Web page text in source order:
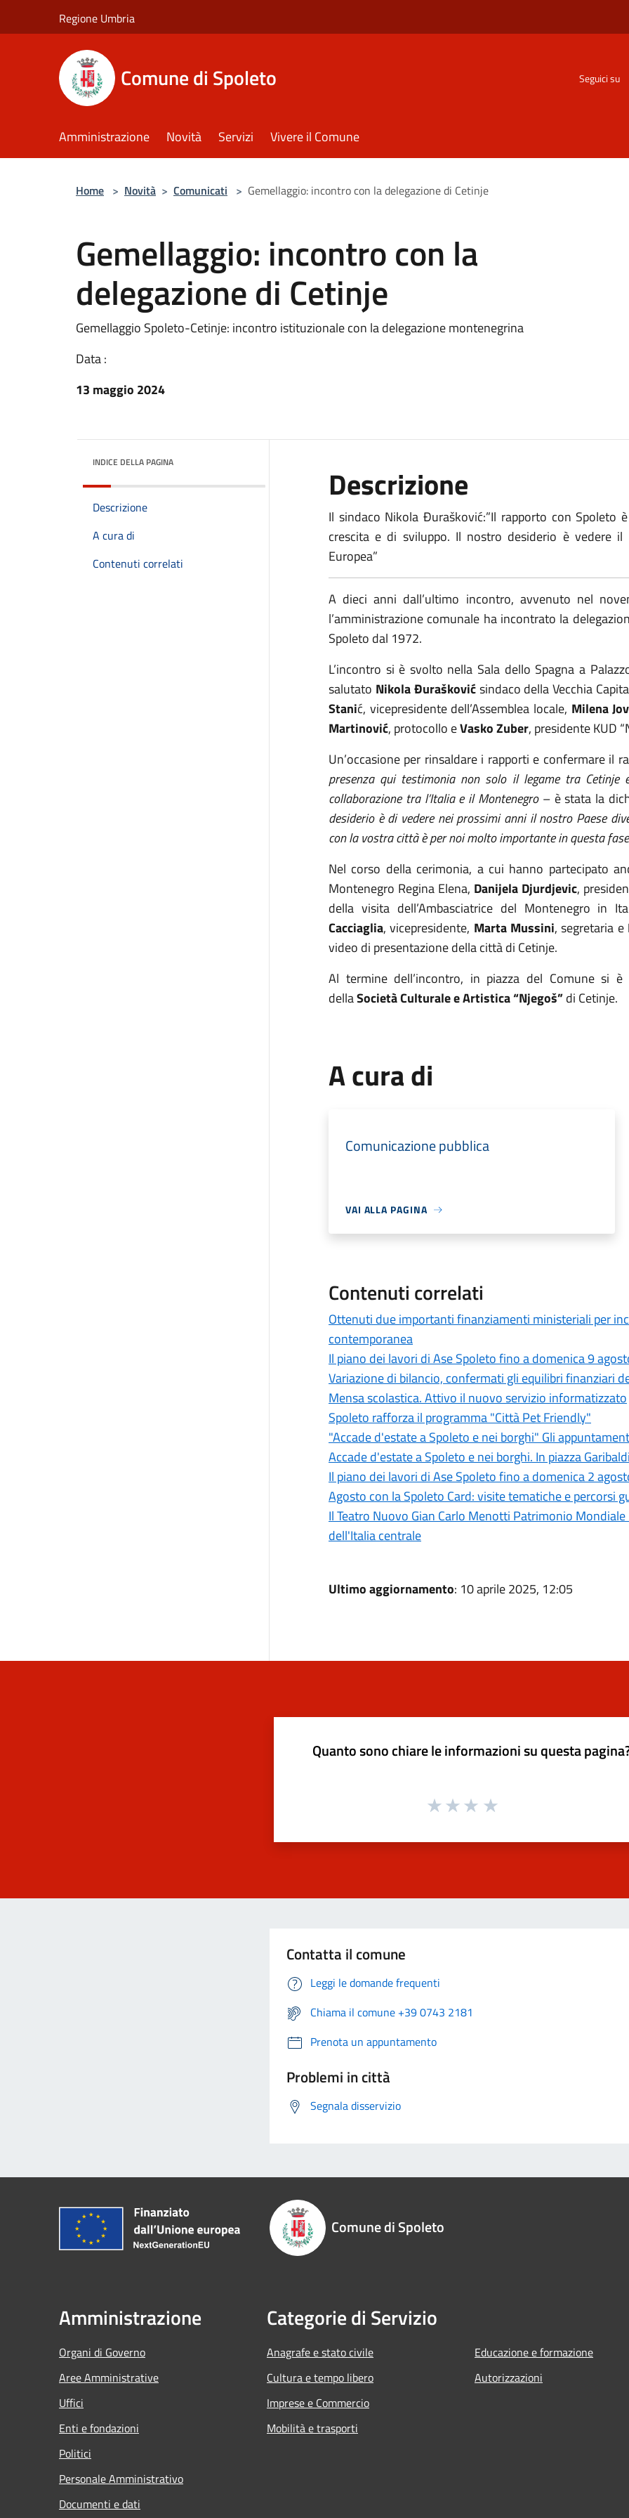
Regione Umbria
Comune di Spoleto Seguici su
Amministrazione Novità Servizi Vivere il Comune
Home > Novità > Comunicati > Gemellaggio: incontro con la delegazione di Cetinje
Gemellaggio: incontro con la
delegazione di Cetinje
Gemellaggio Spoleto-Cetinje: incontro istituzionale con la delegazione montenegrina
Data :
13 maggio 2024
INDICE DELLA PAGINA
Descrizione
A cura di
Contenuti correlati
Descrizione
Il sindaco Nikola Đurašković:”Il rapporto con
crescita e di sviluppo. Il nostro desiderio è vedere il
Europea”
A dieci anni dall’ultimo incontro, avvenuto nel
l’amministrazione comunale ha incontrato la
Spoleto dal 1972.
L’incontro si è svolto nella Sala dello Spagna a
salutato Nikola Đuraškovićsindaco della Vecchia
Stanić, vicepresidente dell’Assemblea locale, Milena
Martinović, protocollo eVasko Zuber, presidente KUD
Un’occasione per rinsaldare i rapporti e confermare il
presenza qui testimonia non solo il legame tra
collaborazione tra l’Italia e il Montenegro– è stata la
desiderio è di vedere nei prossimi anni il nostro Paese
con la vostra città è per noi molto importante in questa
Nel corso della cerimonia, a cui hanno partecipato
Montenegro Regina Elena, Danijela Djurdjevic,
della visita dell’Ambasciatrice del Montenegro in
Cacciaglia, vicepresidente, Marta Mussini, segretaria e
video di presentazione della città di Cetinje.
Al termine dell’incontro, in piazza del Comune si
dellaSocietà Culturale e Artistica “Njegoš”di Cetinje.
A cura di
Comunicazione pubblica
VAI ALLA PAGINA
Contenuti correlati
Ottenuti due importanti finanziamenti ministeriali per
contemporanea
Il piano dei lavori di Ase Spoleto fino a domenica 9
Variazione di bilancio, confermati gli equilibri finanziari
Mensa scolastica. Attivo il nuovo servizio informatizzato
Spoleto rafforza il programma "Città Pet Friendly"
"Accade d'estate a Spoleto e nei borghi" Gli
Accade d'estate a Spoleto e nei borghi. In piazza
Il piano dei lavori di Ase Spoleto fino a domenica 2
Agosto con la Spoleto Card: visite tematiche e percorsi
Il Teatro Nuovo Gian Carlo Menotti Patrimonio
dell'Italia centrale
Ultimo aggiornamento: 10 aprile 2025, 12:05
Quanto sono chiare le informazioni su questa
Contatta il comune
Leggi le domande frequenti
Chiama il comune +39 0743 2181
Prenota un appuntamento
Problemi in città
Segnala disservizio
Comune di Spoleto
Amministrazione
Organi di Governo
Aree Amministrative
Uffici
Enti e fondazioni
Politici
Personale Amministrativo
Documenti e dati
Categorie di Servizio
Anagrafe e stato civile
Cultura e tempo libero
Imprese e Commercio
Mobilità e trasporti
Educazione e formazione
Autorizzazioni